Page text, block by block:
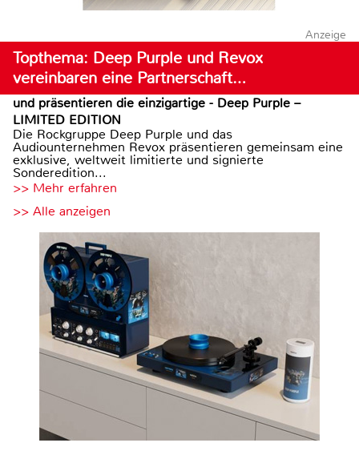
Anzeige
Topthema: Deep Purple und Revox
vereinbaren eine Partnerschaft…
und präsentieren die einzigartige - Deep Purple –
LIMITED EDITION
Die Rockgruppe Deep Purple und das
Audiounternehmen Revox präsentieren gemeinsam eine
exklusive, weltweit limitierte und signierte
Sonderedition...
>> Mehr erfahren
>> Alle anzeigen